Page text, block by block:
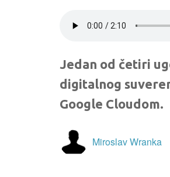
Jedan od četiri
digitalnog
Google Cloudom.
Miroslav Wranka